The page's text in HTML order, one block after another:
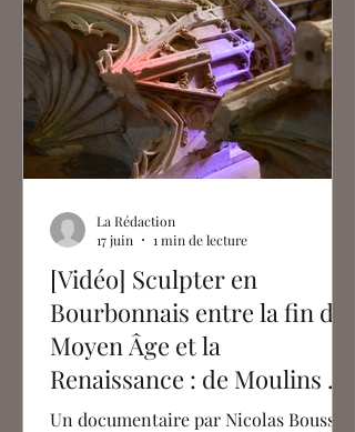
[Vidéo] Sculpter en
Bourbonnais entre la fin du
Moyen Âge et la
Renaissance : de Moulins à
Montluçon
Un documentaire par Nicolas Bousser
La Rédaction
17 juin
1 min de lecture